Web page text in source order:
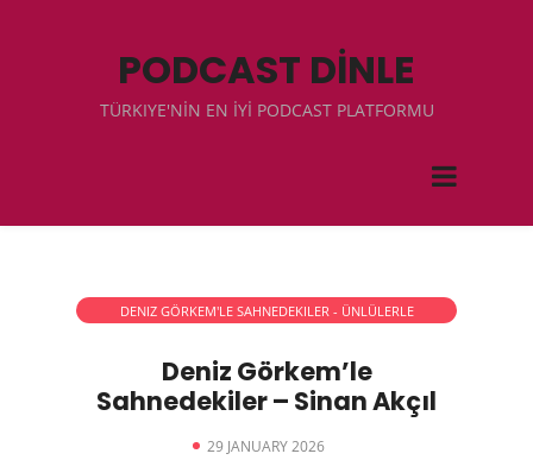
PODCAST DİNLE
TÜRKIYE'NİN EN İYİ PODCAST PLATFORMU
DENIZ GÖRKEM'LE SAHNEDEKILER - ÜNLÜLERLE
Deniz Görkem’le
Sahnedekiler – Sinan Akçıl
29 JANUARY 2026